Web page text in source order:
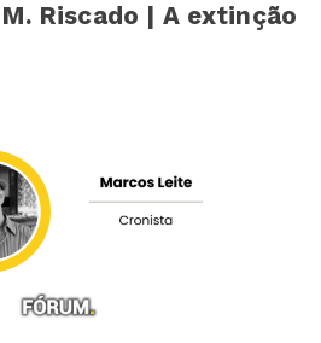
Riscado | A extinção